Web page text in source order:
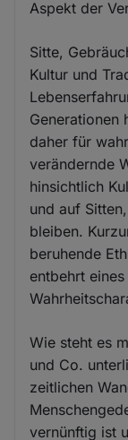
Aspekt der
Sitte,
Kultur und
Generationen
daher für
verändernde
hinsichtlich
und auf
bleiben.
beruhende
entbehrt
Wie steht es
und Co.
zeitlichen
vernünftig ist